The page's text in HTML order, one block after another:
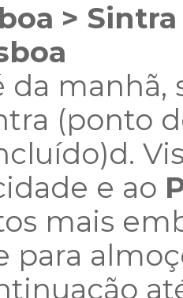
>
da manhã,
(ponto
e ao
mais
para